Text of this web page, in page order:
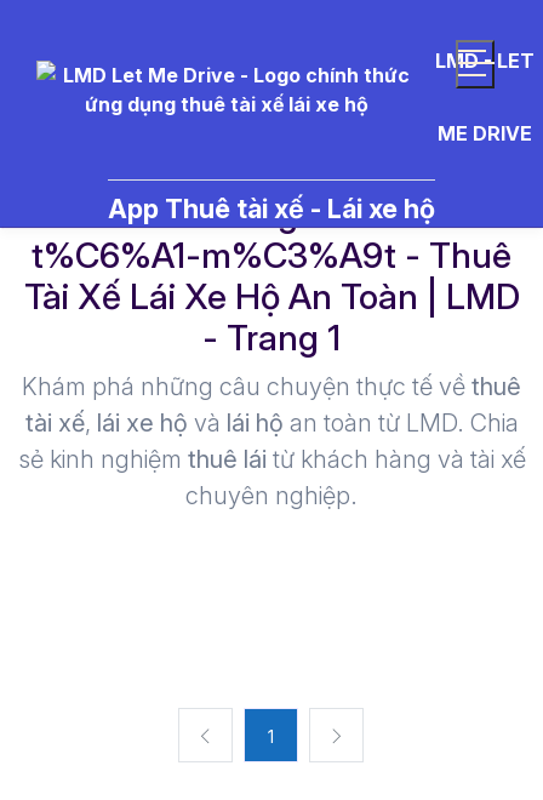
LMD - LET
ME DRIVE
App Thuê tài xế - Lái xe hộ
t%C6%A1-m%C3%A9t - Thuê
Tài Xế Lái Xe Hộ An Toàn | LMD
- Trang 1​
Khám phá những câu chuyện thực tế về thuê
tài xế, lái xe hộ và lái hộ an toàn từ LMD. Chia
sẻ kinh nghiệm thuê lái từ khách hàng và tài xế
chuyên nghiệp.
1